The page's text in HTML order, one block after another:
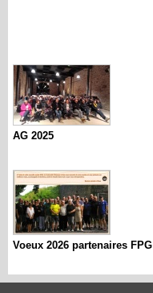
AG 2025
Voeux 2026 partenaires FPG